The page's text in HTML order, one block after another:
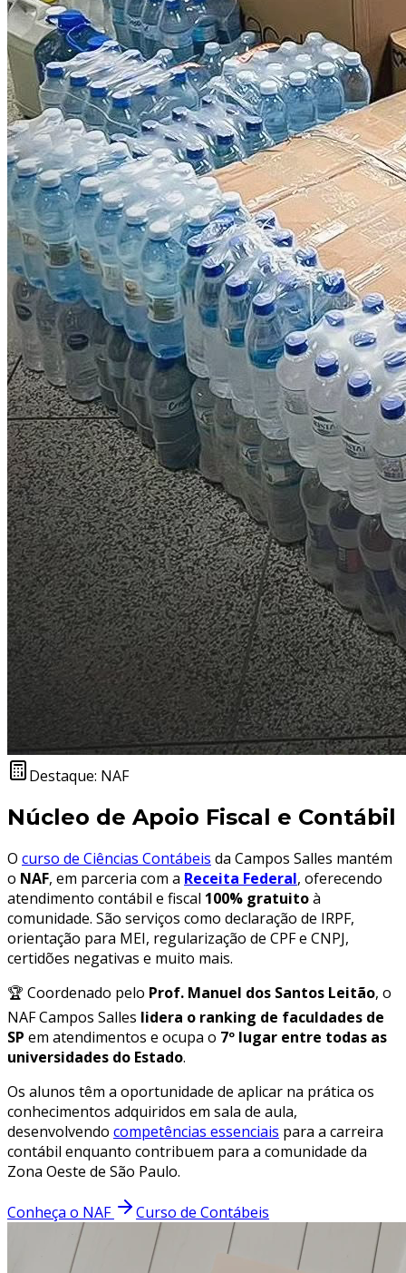
Destaque: NAF
Núcleo de Apoio Fiscal e Contábil
O curso de Ciências Contábeis da Campos Salles mantém
o NAF, em parceria com a Receita Federal, oferecendo
atendimento contábil e fiscal 100% gratuitoà
comunidade. São serviços como declaração de IRPF,
orientação para MEI, regularização de CPF e CNPJ,
certidões negativas e muito mais.
🏆 Coordenado pelo Prof. Manuel dos Santos Leitão, o
NAF Campos Salles lidera o ranking de faculdades de
SP em atendimentos e ocupa o 7º lugar entre todas as
universidades do Estado.
Os alunos têm a oportunidade de aplicar na prática os
conhecimentos adquiridos em sala de aula,
desenvolvendo competências essenciais para a carreira
contábil enquanto contribuem para a comunidade da
Zona Oeste de São Paulo.
Conheça o NAF Curso de Contábeis